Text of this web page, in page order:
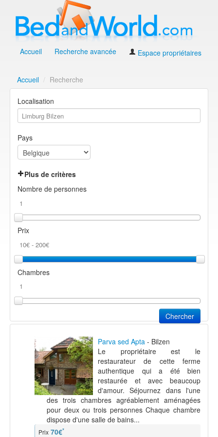
Accueil Recherche avancée Espace propriétaires
Accueil / Recherche
Localisation
Pays
Plus de critères
Nombre de personnes
Prix
Chambres
Chercher
Parva sed Apta - Bilzen
Le propriétaire est le
restaurateur de cette ferme
authentique qui a été bien
restaurée et avec beaucoup
d'amour. Séjournez dans l'une
des trois chambres agréablement aménagées
pour deux ou trois personnes Chaque chambre
dispose d'une salle de bains...
Prix 70€*